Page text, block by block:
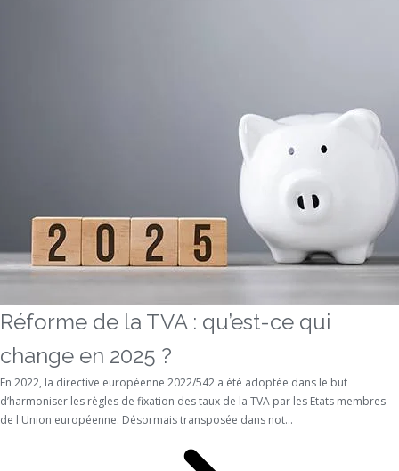
Réforme de la TVA : qu’est-ce qui
change en 2025 ?
En 2022, la directive européenne 2022/542 a été adoptée dans le but
d’harmoniser les règles de fixation des taux de la TVA par les Etats membres
de l'Union européenne. Désormais transposée dans not...